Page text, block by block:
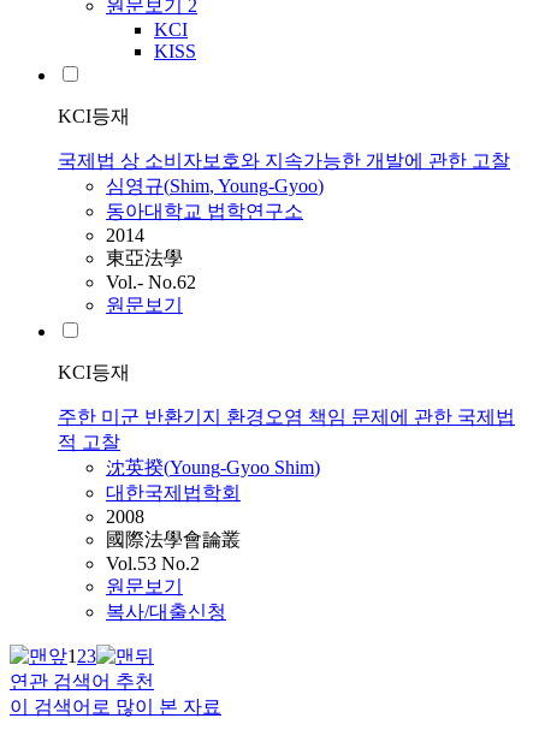
원문보기 2
KCI
KISS
KCI등재
국제법 상 소비자보호와 지속가능한 개발에 관한 고찰
심영규(Shim, Young-Gyoo)
동아대학교 법학연구소
2014
東亞法學
Vol.- No.62
원문보기
KCI등재
주한 미군 반환기지 환경오염 책임 문제에 관한 국제법
적 고찰
沈英揆(Young-Gyoo Shim)
대한국제법학회
2008
國際法學會論叢
Vol.53 No.2
원문보기
복사/대출신청
123
연관 검색어 추천
이 검색어로 많이 본 자료